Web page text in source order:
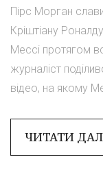
Пірс Морган
Кріштіану
Мессі протягом
журналіст
відео, на якому
ЧИТАТИ